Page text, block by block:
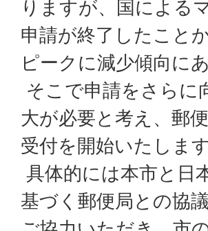
りますが、国による
申請が終了したこと
ピークに減少傾向に
そこで申請をさらに
大が必要と考え、郵
受付を開始いたしま
具体的には本市と日
基づく郵便局との協